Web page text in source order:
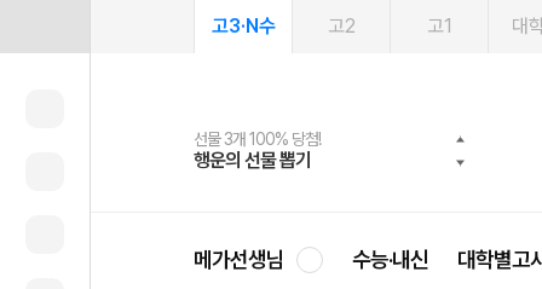
고3·N수 고2 고1 대
선물 3개 100% 당첨!
행운의 선물 뽑기
선물 100% 증정!
메가스터디 X 올리브
여름방학 스터디 캐시백
메가런 썸머스쿨
2027 러셀 단과
강사 공개선발
스마트러닝앱
설문 EVENT
메가패스
3일 무료 체험권
메가패스 수강생 무료혜택!
메가클럽 멤버십
사회공헌 캠페인
희망이룸 메가나눔
메가선생님 수능·내신 대학별고